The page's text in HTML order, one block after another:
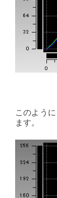
このよう
ます。